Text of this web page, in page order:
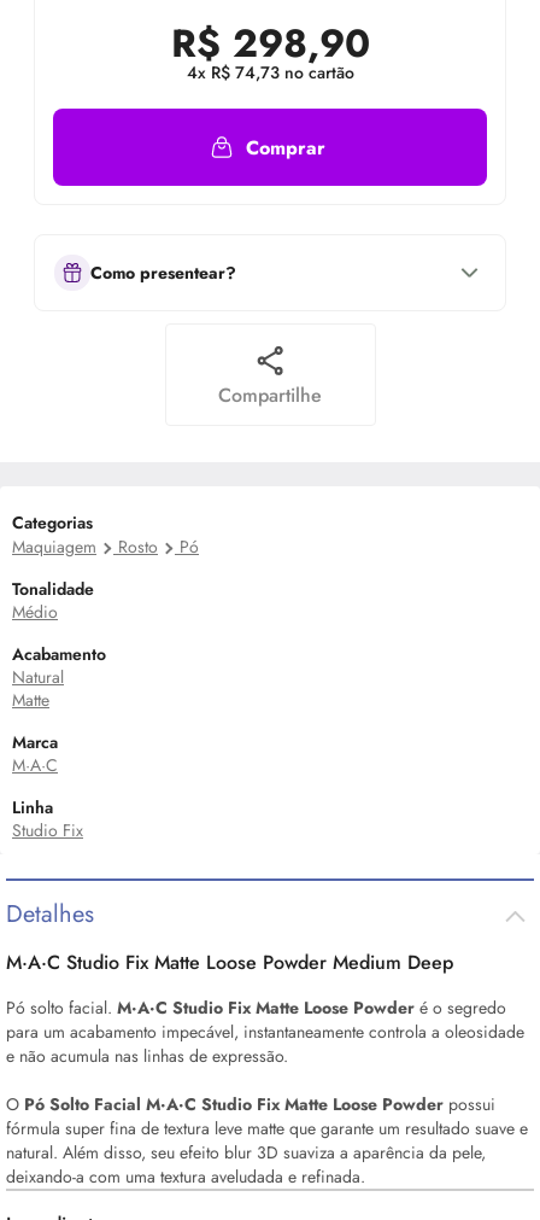
R$ 298,90
4x R$ 74,73 no cartão
Comprar
Como presentear?
Compartilhe
Categorias
Maquiagem
Rosto
Pó
Tonalidade
Médio
Acabamento
Natural
Matte
Marca
M·A·C
Linha
Studio Fix
Detalhes
M·A·C Studio Fix Matte Loose Powder Medium Deep
Pó solto facial. M·A·C Studio Fix Matte Loose Powder é o segredo
para um acabamento impecável, instantaneamente controla a oleosidade
e não acumula nas linhas de expressão.
O Pó Solto Facial M·A·C Studio Fix Matte Loose Powder possui
fórmula super fina de textura leve matte que garante um resultado suave e
natural. Além disso, seu efeito blur 3D suaviza a aparência da pele,
deixando-a com uma textura aveludada e refinada.